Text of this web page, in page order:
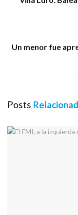
Un menor fue
Posts